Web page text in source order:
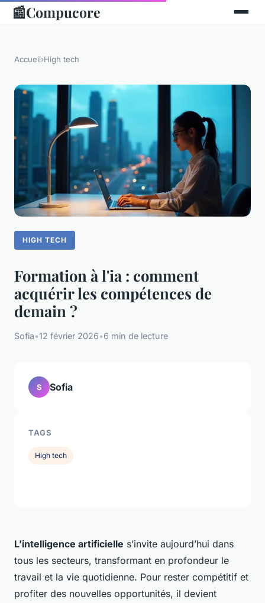
📰Compucore
Accueil›High tech
HIGH TECH
Formation à l'ia : comment
acquérir les compétences de
demain ?
Sofia•12 février 2026•6 min de lecture
L’intelligence artificielle s’invite aujourd’hui dans
tous les secteurs, transformant en profondeur le
travail et la vie quotidienne. Pour rester compétitif et
profiter des nouvelles opportunités, il devient
S Sofia
TAGS
High tech